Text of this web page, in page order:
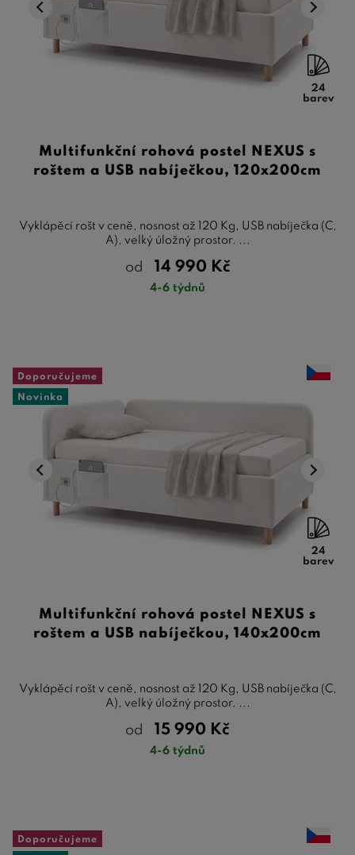
24
barev
Multifunkční rohová postel NEXUS s
roštem a USB nabíječkou, 120x200cm
Vyklápěcí rošt v ceně, nosnost až 120 Kg, USB nabíječka (C,
A), velký úložný prostor. ...
od 14 990 Kč
4-6 týdnů
Doporučujeme
Novinka
24
barev
Multifunkční rohová postel NEXUS s
roštem a USB nabíječkou, 140x200cm
Vyklápěcí rošt v ceně, nosnost až 120 Kg, USB nabíječka (C,
A), velký úložný prostor. ...
od 15 990 Kč
4-6 týdnů
Doporučujeme